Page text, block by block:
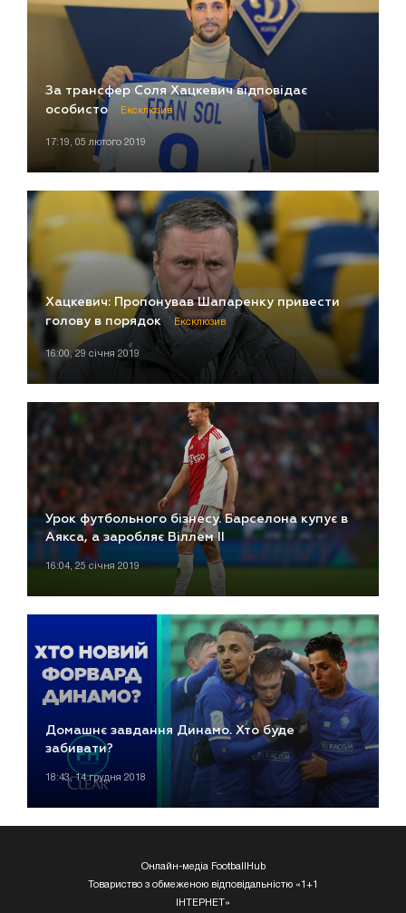
За трансфер Соля Хацкевич відповідає
особисто
Ексклюзив
17:19, 05 лютого 2019
Хацкевич: Пропонував Шапаренку привести
голову в порядок
Ексклюзив
16:00, 29 січня 2019
Урок футбольного бізнесу. Барселона купує в
Аякса, а заробляє Віллем ІІ
16:04, 25 січня 2019
Домашнє завдання Динамо. Хто буде
забивати?
18:43, 14 грудня 2018
Онлайн-медіа FootballHub
Товариство з обмеженою відповідальністю «1+1
ІНТЕРНЕТ»